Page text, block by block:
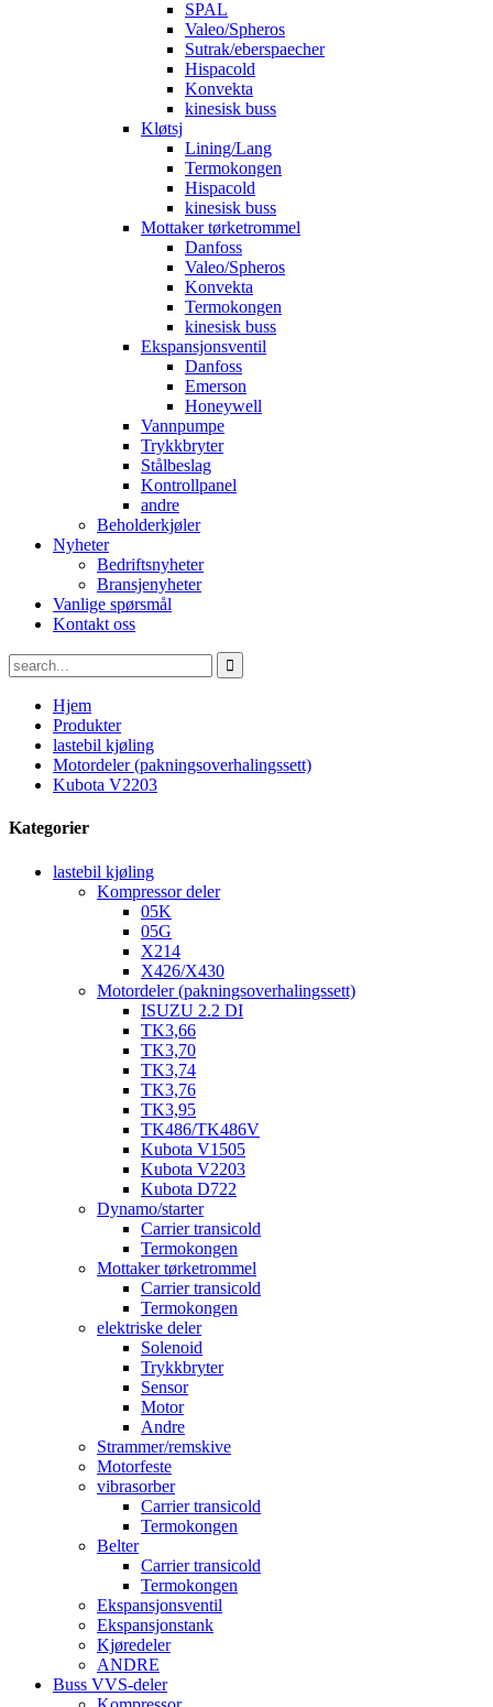
SPAL
Valeo/Spheros
Sutrak/eberspaecher
Hispacold
Konvekta
kinesisk buss
Kløtsj
Lining/Lang
Termokongen
Hispacold
kinesisk buss
Mottaker tørketrommel
Danfoss
Valeo/Spheros
Konvekta
Termokongen
kinesisk buss
Ekspansjonsventil
Danfoss
Emerson
Honeywell
Vannpumpe
Trykkbryter
Stålbeslag
Kontrollpanel
andre
Beholderkjøler
Nyheter
Bedriftsnyheter
Bransjenyheter
Vanlige spørsmål
Kontakt oss
Hjem
Produkter
lastebil kjøling
Motordeler (pakningsoverhalingssett)
Kubota V2203
Kategorier
lastebil kjøling
Kompressor deler
05K
05G
X214
X426/X430
Motordeler (pakningsoverhalingssett)
ISUZU 2.2 DI
TK3,66
TK3,70
TK3,74
TK3,76
TK3,95
TK486/TK486V
Kubota V1505
Kubota V2203
Kubota D722
Dynamo/starter
Carrier transicold
Termokongen
Mottaker tørketrommel
Carrier transicold
Termokongen
elektriske deler
Solenoid
Trykkbryter
Sensor
Motor
Andre
Strammer/remskive
Motorfeste
vibrasorber
Carrier transicold
Termokongen
Belter
Carrier transicold
Termokongen
Ekspansjonsventil
Ekspansjonstank
Kjøredeler
ANDRE
Buss VVS-deler